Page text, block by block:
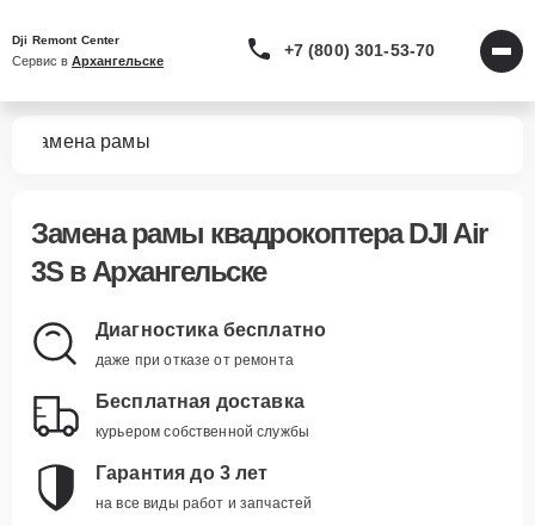
Dji Remont Center
Сервис в Архангельске
+7 (800) 301-53-70
Замена рамы
Замена рамы квадрокоптера DJI Air
3S в Архангельске
Диагностика бесплатно
даже при отказе от ремонта
Бесплатная доставка
курьером собственной службы
Гарантия до 3 лет
на все виды работ и запчастей